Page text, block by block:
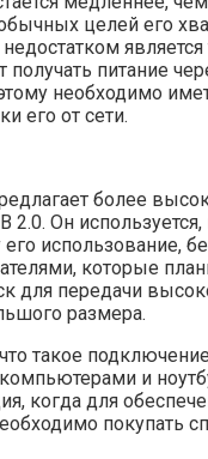
целей его
является
питание
необходимо
его от сети.
более
2.0. Он
использование,
которые
для передачи
размера.
такое
и
когда для
покупать